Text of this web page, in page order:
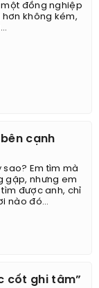
một đồng nghiệp
không kém,
cạnh
sao? Em tìm mà
gặp, nhưng em
được anh, chỉ
nào đó...
cốt ghi tâm”